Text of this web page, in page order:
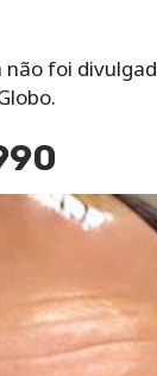
foi